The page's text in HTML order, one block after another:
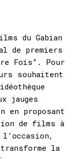
du Gabian
de premiers
Fois”. Pour
souhaitent
jauges
en proposant
de films à
la